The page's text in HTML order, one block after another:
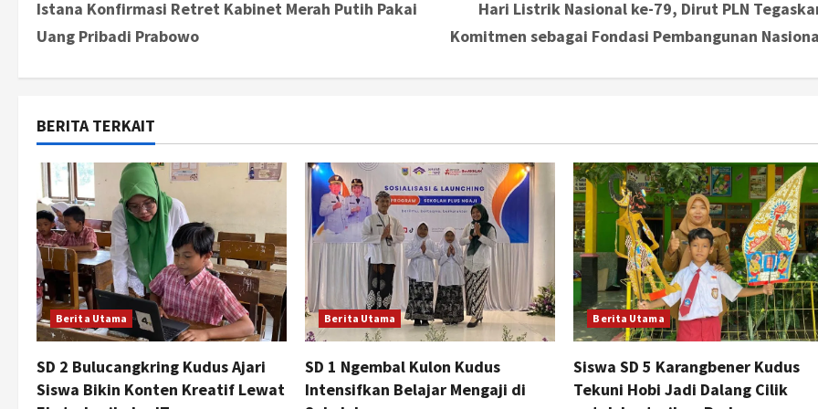
o
n
a
v
i
g
a
t
Istana Konfirmasi Retret Kabinet Merah Putih Pakai
Uang Pribadi Prabowo
Hari Listrik Nasional ke-79, Dirut PLN
Komitmen sebagai Fondasi Pembangunan
BERITA TERKAIT
Berita Utama
SD 2 Bulucangkring Kudus Ajari
Siswa Bikin Konten Kreatif Lewat
Berita Utama
SD 1 Ngembal Kulon Kudus
Intensifkan Belajar Mengaji di
Berita Utama
Siswa SD 5 Karangbener Kudus
Tekuni Hobi Jadi Dalang Cilik